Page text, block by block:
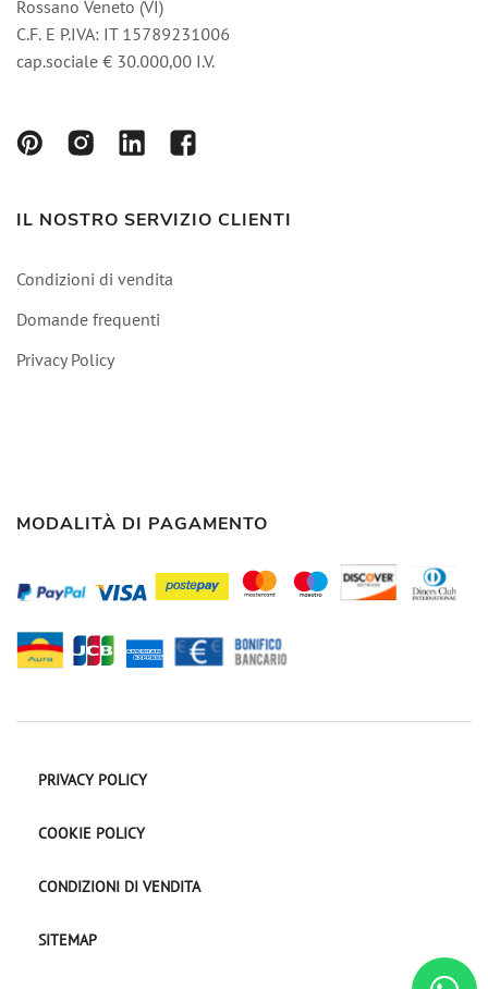
Rossano Veneto (VI)
C.F. E P.IVA: IT 15789231006
cap.sociale € 30.000,00 I.V.
IL NOSTRO SERVIZIO CLIENTI
Condizioni di vendita
Domande frequenti
Privacy Policy
MODALITÀ DI PAGAMENTO
PRIVACY POLICY
COOKIE POLICY
CONDIZIONI DI VENDITA
SITEMAP